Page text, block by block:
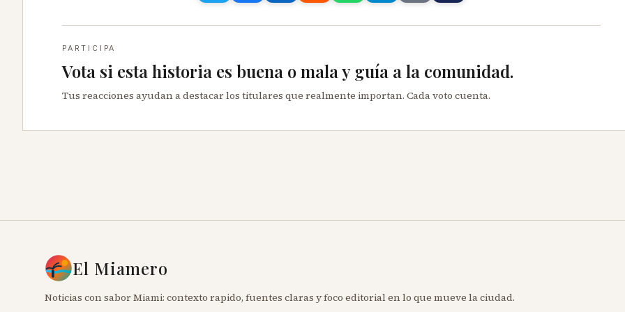
PARTICIPA
Vota si esta historia es buena o mala y guía a la comunidad.
Tus reacciones ayudan a destacar los titulares que realmente importan. Cada voto cuenta.
El Miamero
Noticias con sabor Miami: contexto rapido, fuentes claras y foco editorial en lo que mueve la ciudad.